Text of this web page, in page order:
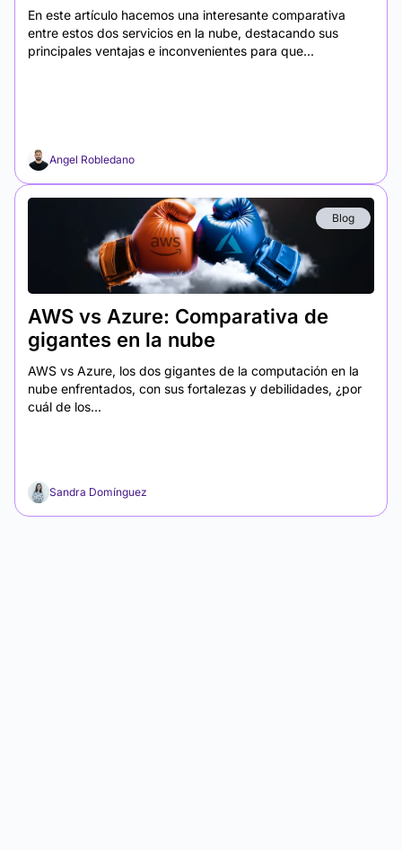
En este artículo hacemos una interesante comparativa
entre estos dos servicios en la nube, destacando sus
principales ventajas e inconvenientes para que...
Angel Robledano
Blog
AWS vs Azure: Comparativa de
gigantes en la nube
AWS vs Azure, los dos gigantes de la computación en la
nube enfrentados, con sus fortalezas y debilidades, ¿por
cuál de los...
Sandra Domínguez